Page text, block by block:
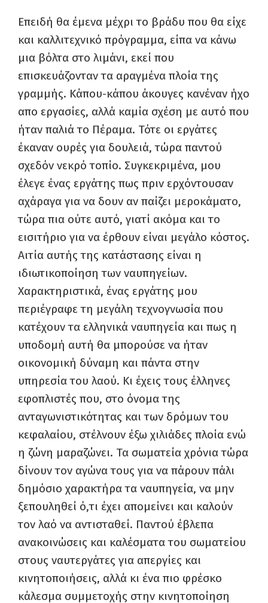
Επειδή θα έμενα μέχρι το βράδυ που θα είχε
και καλλιτεχνικό πρόγραμμα, είπα να κάνω
μια βόλτα στο λιμάνι, εκεί που
επισκευάζονταν τα αραγμένα πλοία της
γραμμής. Κάπου-κάπου άκουγες κανέναν ήχο
απο εργασίες, αλλά καμία σχέση με αυτό που
ήταν παλιά το Πέραμα. Τότε οι εργάτες
έκαναν ουρές για δουλειά, τώρα παντού
σχεδόν νεκρό τοπίο. Συγκεκριμένα, μου
έλεγε ένας εργάτης πως πριν ερχόντουσαν
αχάραγα για να δουν αν παίζει μεροκάματο,
τώρα πια ούτε αυτό, γιατί ακόμα και το
εισιτήριο για να έρθουν είναι μεγάλο κόστος.
Αιτία αυτής της κατάστασης είναι η
ιδιωτικοποίηση των ναυπηγείων.
Χαρακτηριστικά, ένας εργάτης μου
περιέγραφε τη μεγάλη τεχνογνωσία που
κατέχουν τα ελληνικά ναυπηγεία και πως η
υποδομή αυτή θα μπορούσε να ήταν
οικονομική δύναμη και πάντα στην
υπηρεσία του λαού. Κι έχεις τους έλληνες
εφοπλιστές που, στο όνομα της
ανταγωνιστικότητας και των δρόμων του
κεφαλαίου, στέλνουν έξω χιλιάδες πλοία ενώ
η ζώνη μαραζώνει. Τα σωματεία χρόνια τώρα
δίνουν τον αγώνα τους για να πάρουν πάλι
δημόσιο χαρακτήρα τα ναυπηγεία, να μην
ξεπουληθεί ό,τι έχει απομείνει και καλούν
τον λαό να αντισταθεί. Παντού έβλεπα
ανακοινώσεις και καλέσματα του σωματείου
στους ναυτεργάτες για απεργίες και
κινητοποιήσεις, αλλά κι ένα πιο φρέσκο
κάλεσμα συμμετοχής στην κινητοποίηση